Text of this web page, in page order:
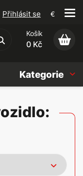
Obchodní podmínky
Přihlásit se €
Košík
0 Kč
Kategorie
Americké vozy